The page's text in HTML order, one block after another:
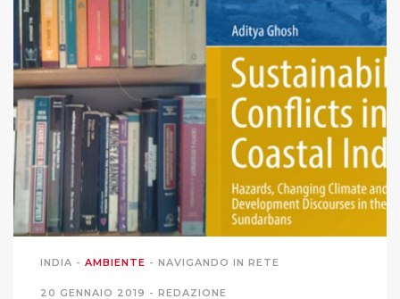
INDIA - AMBIENTE - NAVIGANDO IN RETE
20 GENNAIO 2019 - REDAZIONE